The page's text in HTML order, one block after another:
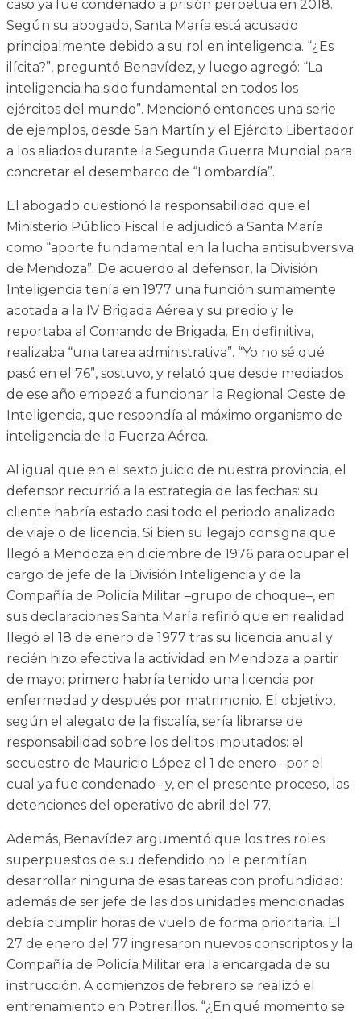
caso ya fue condenado a prisión perpetua en 2018.
Según su abogado, Santa María está acusado
principalmente debido a su rol en inteligencia. “¿Es
ilícita?”, preguntó Benavídez, y luego agregó: “La
inteligencia ha sido fundamental en todos los
ejércitos del mundo”. Mencionó entonces una serie
de ejemplos, desde San Martín y el Ejército Libertador
a los aliados durante la Segunda Guerra Mundial para
concretar el desembarco de “Lombardía”.
El abogado cuestionó la responsabilidad que el
Ministerio Público Fiscal le adjudicó a Santa María
como “aporte fundamental en la lucha antisubversiva
de Mendoza”. De acuerdo al defensor, la División
Inteligencia tenía en 1977 una función sumamente
acotada a la IV Brigada Aérea y su predio y le
reportaba al Comando de Brigada. En definitiva,
realizaba “una tarea administrativa”. “Yo no sé qué
pasó en el 76”, sostuvo, y relató que desde mediados
de ese año empezó a funcionar la Regional Oeste de
Inteligencia, que respondía al máximo organismo de
inteligencia de la Fuerza Aérea.
Al igual que en el sexto juicio de nuestra provincia, el
defensor recurrió a la estrategia de las fechas: su
cliente habría estado casi todo el periodo analizado
de viaje o de licencia. Si bien su legajo consigna que
llegó a Mendoza en diciembre de 1976 para ocupar el
cargo de jefe de la División Inteligencia y de la
Compañía de Policía Militar –grupo de choque–, en
sus declaraciones Santa María refirió que en realidad
llegó el 18 de enero de 1977 tras su licencia anual y
recién hizo efectiva la actividad en Mendoza a partir
de mayo: primero habría tenido una licencia por
enfermedad y después por matrimonio. El objetivo,
según el alegato de la fiscalía, sería librarse de
responsabilidad sobre los delitos imputados: el
secuestro de Mauricio López el 1 de enero –por el
cual ya fue condenado– y, en el presente proceso, las
detenciones del operativo de abril del 77.
Además, Benavídez argumentó que los tres roles
superpuestos de su defendido no le permitían
desarrollar ninguna de esas tareas con profundidad:
además de ser jefe de las dos unidades mencionadas
debía cumplir horas de vuelo de forma prioritaria. El
27 de enero del 77 ingresaron nuevos conscriptos y la
Compañía de Policía Militar era la encargada de su
instrucción. A comienzos de febrero se realizó el
entrenamiento en Potrerillos. “¿En qué momento se